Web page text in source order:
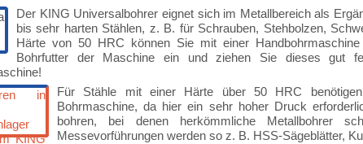
Der KING Universalbohrer eignet sich im Metallbereich als
bis sehr harten Stählen, z. B. für Schrauben, Stehbolzen,
Härte von 50 HRC können Sie mit einer
Bohrfutter der Maschine ein und ziehen Sie dieses gut
Für Stähle mit einer Härte über 50 HRC
Bohrmaschine, da hier ein sehr hoher Druck
bohren, bei denen herkömmliche Metallbohrer
Messevorführungen werden so z. B. HSS-Sägeblätter,